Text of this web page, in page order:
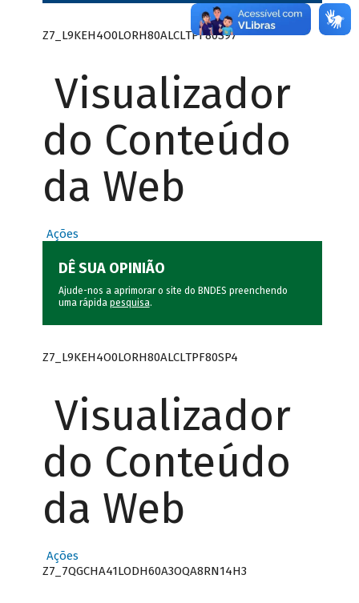
Z7_L9KEH4O0LORH80ALCLTPF80S97
Visualizador
do Conteúdo
da Web
Ações
DÊ SUA OPINIÃO
Ajude-nos a aprimorar o site do BNDES preenchendo
uma rápida pesquisa.
Z7_L9KEH4O0LORH80ALCLTPF80SP4
Visualizador
do Conteúdo
da Web
Ações
Z7_7QGCHA41LODH60A3OQA8RN14H3